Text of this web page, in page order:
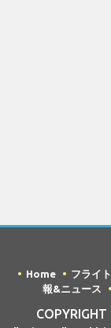
Home フライト
報&ニュース